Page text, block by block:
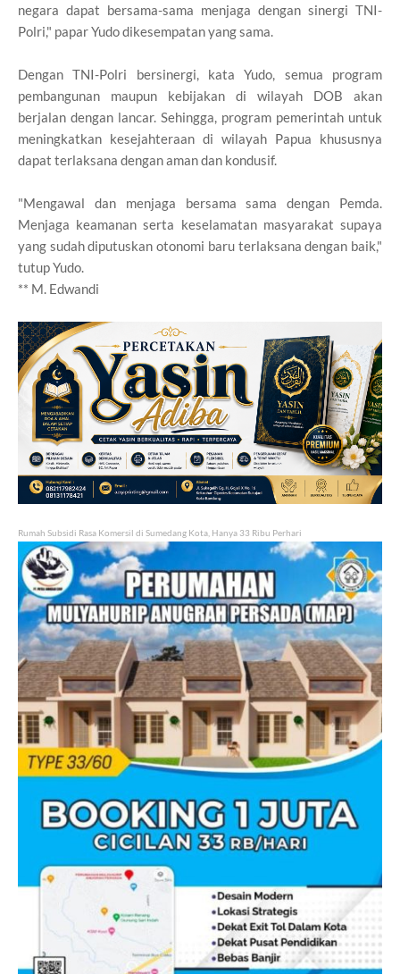
negara dapat bersama-sama menjaga dengan sinergi TNI-
Polri," papar Yudo dikesempatan yang sama.
Dengan TNI-Polri bersinergi, kata Yudo, semua program
pembangunan maupun kebijakan di wilayah DOB akan
berjalan dengan lancar. Sehingga, program pemerintah untuk
meningkatkan kesejahteraan di wilayah Papua khususnya
dapat terlaksana dengan aman dan kondusif.
"Mengawal dan menjaga bersama sama dengan Pemda.
Menjaga keamanan serta keselamatan masyarakat supaya
yang sudah diputuskan otonomi baru terlaksana dengan baik,"
tutup Yudo.
** M. Edwandi
Rumah Subsidi Rasa Komersil di Sumedang Kota, Hanya 33 Ribu Perhari